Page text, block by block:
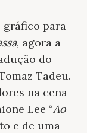
para
, agora a
do
Tadeu.
na cena
Lee “Ao
e de uma